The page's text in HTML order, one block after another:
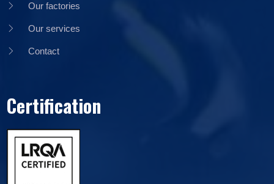
Our factories
Our services
Contact
Certification